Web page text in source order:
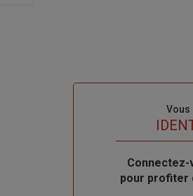
Vous
Body
pour profiter